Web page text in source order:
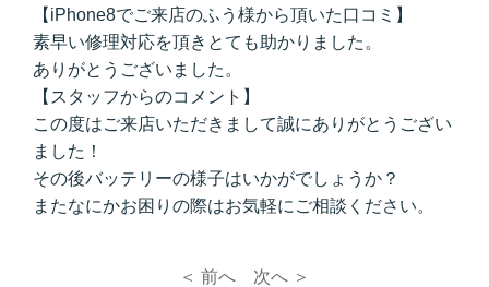
【iPhone8でご来店のふう様から頂いた口コミ】
素早い修理対応を頂きとても助かりました。
ありがとうございました。
【スタッフからのコメント】
この度はご来店いただきまして誠にありがとうござい
ました！
その後バッテリーの様子はいかがでしょうか？
またなにかお困りの際はお気軽にご相談ください。
＜ 前へ 次へ ＞